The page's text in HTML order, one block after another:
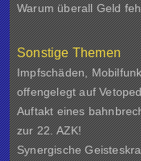
Warum überall Geld
Sonstige Themen
Impfschäden,
offengelegt auf
Auftakt eines
zur 22. AZK!
Synergische